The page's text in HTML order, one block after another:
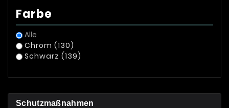
Farbe
Alle
Chrom (130)
Schwarz (139)
Schutzmaßnahmen